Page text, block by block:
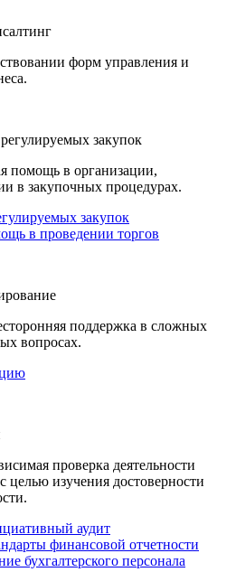
форм управления и
закупок
помощь в организации,
в закупочных процедурах.
закупок
в проведении торгов
поддержка в сложных
вопросах.
проверка деятельности
целью изучения достоверности
аудит
финансовой отчетности
бухгалтерского персонала